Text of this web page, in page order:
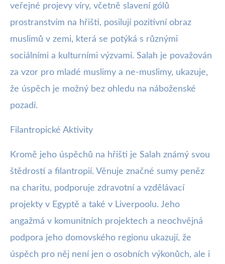
veřejné projevy víry, včetně slavení gólů
prostranstvím na hřišti, posilují pozitivní obraz
muslimů v zemi, která se potýká s různými
sociálními a kulturními výzvami. Salah je považován
za vzor pro mladé muslimy a ne-muslimy, ukazuje,
že úspěch je možný bez ohledu na náboženské
pozadí.
Filantropické Aktivity
Kromě jeho úspěchů na hřišti je Salah známý svou
štědrostí a filantropií. Věnuje značné sumy peněz
na charitu, podporuje zdravotní a vzdělávací
projekty v Egyptě a také v Liverpoolu. Jeho
angažmá v komunitních projektech a neochvějná
podpora jeho domovského regionu ukazují, že
úspěch pro něj není jen o osobních výkonůch, ale i